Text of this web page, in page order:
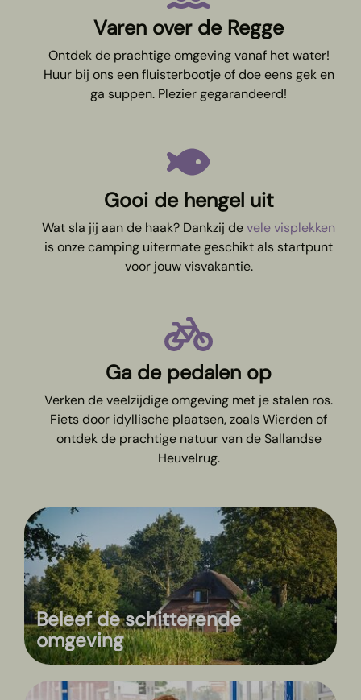
Varen over de Regge
Ontdek de prachtige omgeving vanaf het water!
Huur bij ons een fluisterbootje of doe eens gek en
ga suppen. Plezier gegarandeerd!
Gooi de hengel uit
Wat sla jij aan de haak? Dankzij devele visplekken
is onze camping uitermate geschikt als startpunt
voor jouw visvakantie.
Ga de pedalen op
Verken de veelzijdige omgeving met je stalen ros.
Fiets door idyllische plaatsen, zoals Wierden of
ontdek de prachtige natuur van de Sallandse
Heuvelrug.
Beleef de schitterende
omgeving